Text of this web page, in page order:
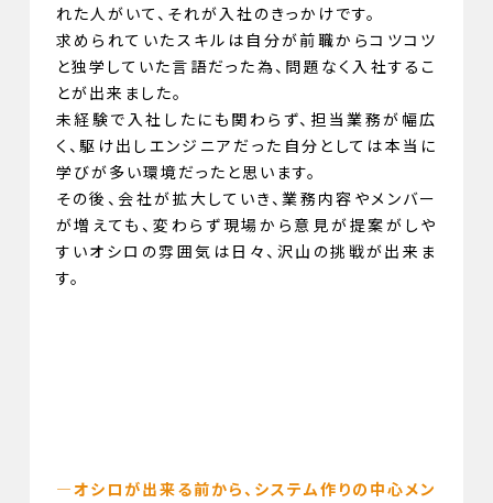
れた人がいて、それが入社のきっかけです。
求められていたスキルは自分が前職からコツコツ
と独学していた言語だった為、問題なく入社するこ
とが出来ました。
未経験で入社したにも関わらず、担当業務が幅広
く、駆け出しエンジニアだった自分としては本当に
学びが多い環境だったと思います。
その後、会社が拡大していき、業務内容やメンバー
が増えても、変わらず現場から意見が提案がしや
すいオシロの雰囲気は日々、沢山の挑戦が出来ま
す。
—オシロが出来る前から、システム作りの中心メン